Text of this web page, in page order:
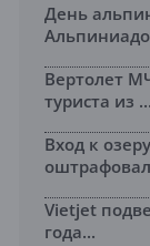
День
Вертолет
туриста из ...
Вход к
Vietjet
года...